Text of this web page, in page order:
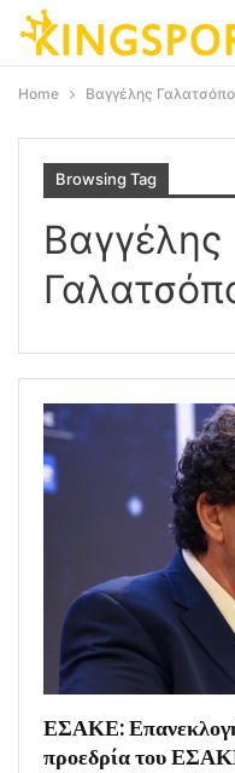
Home Βαγγέλης
Browsing Tag
Βαγγέλης
ΕΣΑΚΕ:
προεδρία του